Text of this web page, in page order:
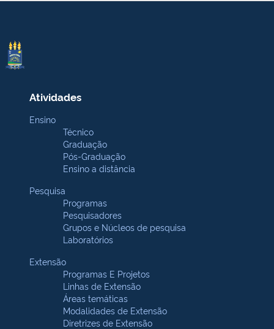
Atividades
Ensino
Técnico
Graduação
Pós-Graduação
Ensino a distância
Pesquisa
Programas
Pesquisadores
Grupos e Núcleos de pesquisa
Laboratórios
Extensão
Programas E Projetos
Linhas de Extensão
Áreas temáticas
Modalidades de Extensão
Diretrizes de Extensão